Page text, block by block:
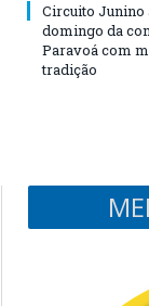
Circuito Junino
domingo da
Paravoá com
tradição